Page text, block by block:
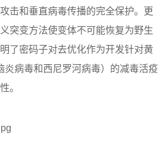
击和垂直病毒传播的完全保护。更
突变方法使变体不可能恢复为野生
了密码子对去优化作为开发针对黄
炎病毒和西尼罗河病毒）的减毒活疫
。